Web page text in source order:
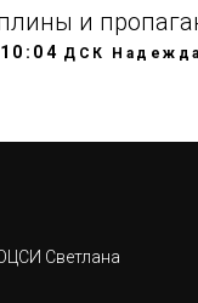
и
ДСК Надежда
Светлана